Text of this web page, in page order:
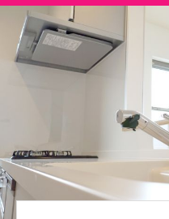
スコ
テ
キ
ッ
プ